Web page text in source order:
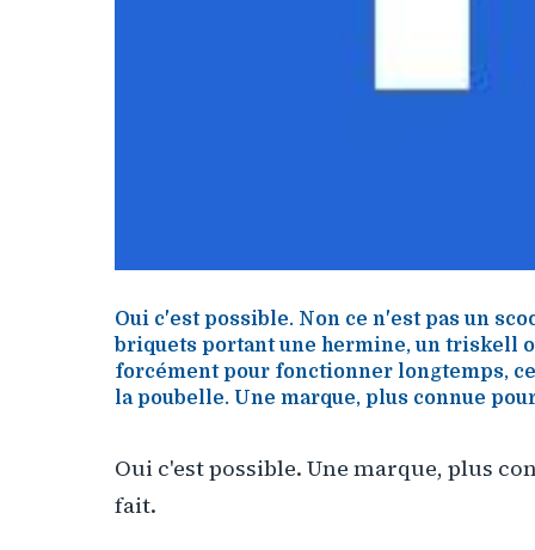
Oui c'est possible. Non ce n'est pas un
briquets portant une hermine, un triskell
forcément pour fonctionner longtemps,
la poubelle. Une marque, plus connue
Oui c'est possible. Une marque, plus
fait.